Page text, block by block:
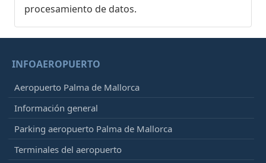
procesamiento de datos.
INFOAEROPUERTO
Aeropuerto Palma de Mallorca
Información general
Parking aeropuerto Palma de Mallorca
Terminales del aeropuerto